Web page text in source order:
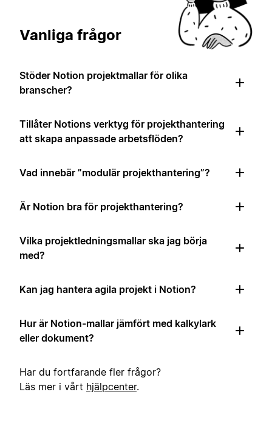
Vanliga frågor
Stöder Notion projektmallar för olika
branscher?
Tillåter Notions verktyg för projekthantering
att skapa anpassade arbetsflöden?
Vad innebär ”modulär projekthantering”?
Är Notion bra för projekthantering?
Vilka projektledningsmallar ska jag börja
med?
Kan jag hantera agila projekt i Notion?
Hur är Notion-mallar jämfört med kalkylark
eller dokument?
Har du fortfarande fler frågor?
Läs mer i vårt hjälpcenter.